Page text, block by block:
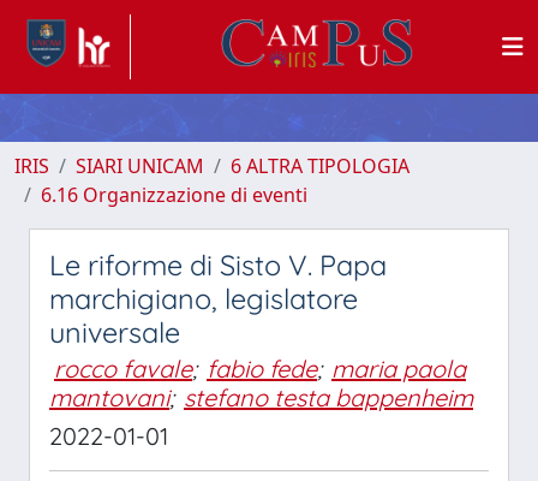
IRIS SIARI UNICAM
6 ALTRA TIPOLOGIA
6.16 Organizzazione di eventi
Le riforme di Sisto V. Papa
marchigiano, legislatore
universale
rocco favale; fabio fede; maria paola
mantovani; stefano testa bappenheim
2022-01-01